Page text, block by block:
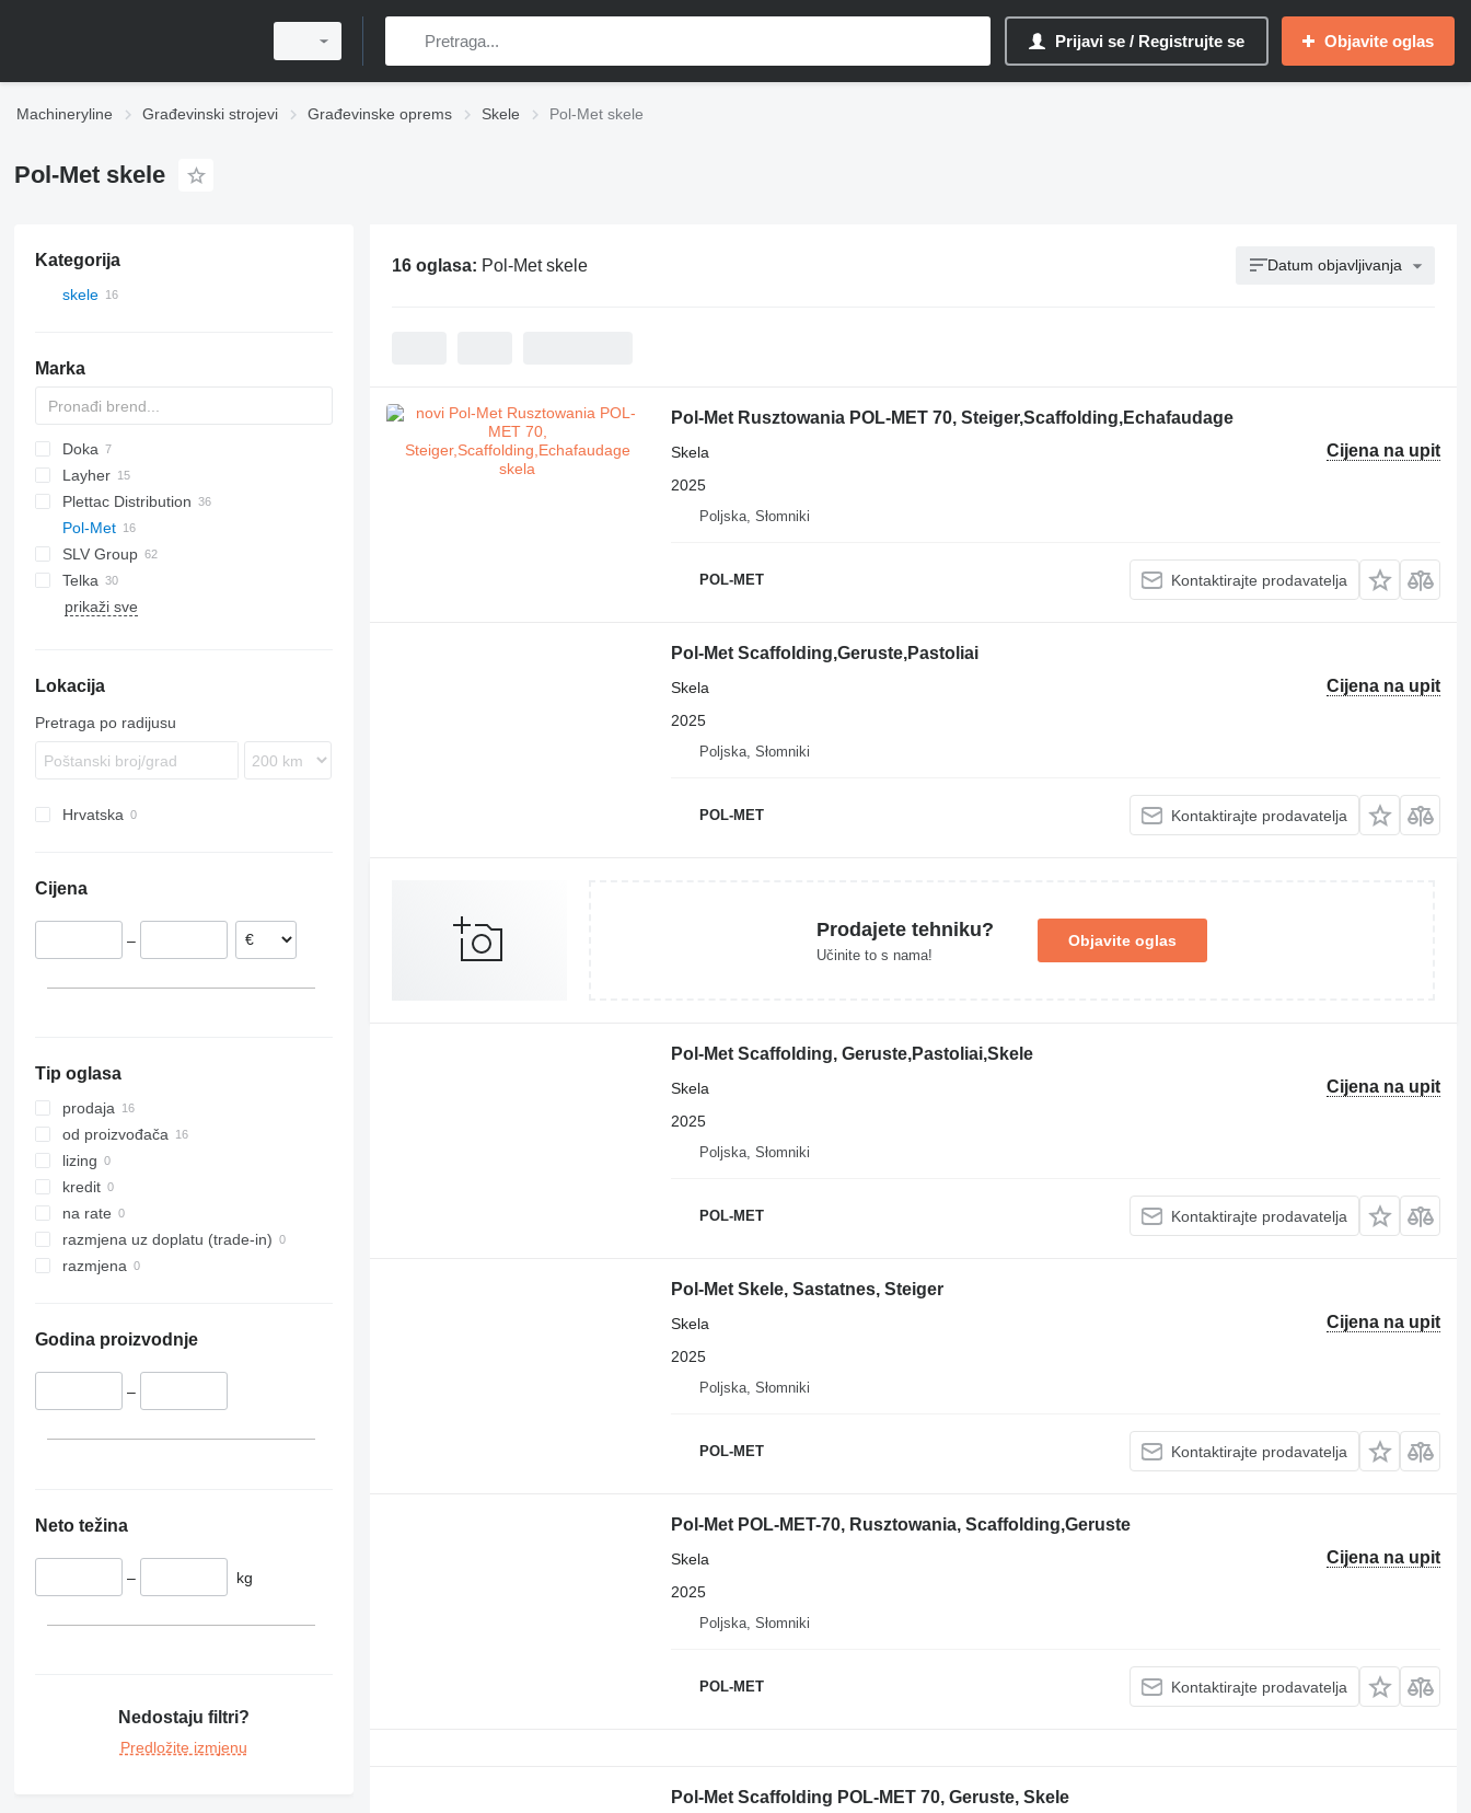
Prijavi se / Registrujte se Objavite oglas
Machineryline Građevinski strojevi Građevinske oprems Skele Pol-Met skele
Pol-Met skele
Kategorija
skele
Marka
Doka
Layher
Plettac Distribution
Pol-Met
SLV Group
Telka
prikaži sve
Lokacija
Pretraga po radijusu
Hrvatska
Cijena
–
Tip oglasa
prodaja
od proizvođača
lizing
kredit
na rate
razmjena uz doplatu (trade-in)
razmjena
Godina proizvodnje
–
Neto težina
– kg
Nedostaju filtri?
Predložite izmjenu
16 oglasa: Pol-Met skele Datum objavljivanja
Pol-Met Rusztowania POL-MET 70, Steiger,Scaffolding,Echafaudage
Cijena na upit
Skela
2025
Poljska, Słomniki
POL-MET Kontaktirajte prodavatelja
Pol-Met Scaffolding,Geruste,Pastoliai
Cijena na upit
Skela
2025
Poljska, Słomniki
POL-MET Kontaktirajte prodavatelja
Prodajete tehniku?
Učinite to s nama!
Objavite oglas
Pol-Met Scaffolding, Geruste,Pastoliai,Skele
Cijena na upit
Skela
2025
Poljska, Słomniki
POL-MET Kontaktirajte prodavatelja
Pol-Met Skele, Sastatnes, Steiger
Cijena na upit
Skela
2025
Poljska, Słomniki
POL-MET Kontaktirajte prodavatelja
Pol-Met POL-MET-70, Rusztowania, Scaffolding,Geruste
Cijena na upit
Skela
2025
Poljska, Słomniki
POL-MET Kontaktirajte prodavatelja
Pol-Met Scaffolding POL-MET 70, Geruste, Skele